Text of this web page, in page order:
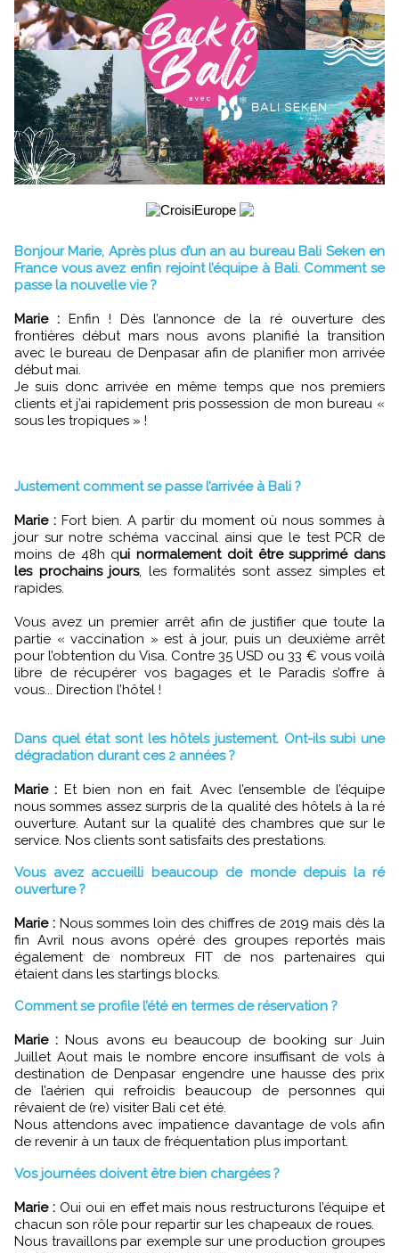
Bonjour Marie, Après plus d’un an au bureau Bali Seken en
France vous avez enfin rejoint l’équipe à Bali. Comment se
passe la nouvelle vie ?
Marie : Enfin ! Dès l’annonce de la ré ouverture des
frontières début mars nous avons planifié la transition
avec le bureau de Denpasar afin de planifier mon arrivée
début mai.
Je suis donc arrivée en même temps que nos premiers
clients et j’ai rapidement pris possession de mon bureau «
sous les tropiques » !
Justement comment se passe l’arrivée à Bali ?
Marie : Fort bien. A partir du moment où nous sommes à
jour sur notre schéma vaccinal ainsi que le test PCR de
moins de 48h qui normalement doit être supprimé dans
les prochains jours, les formalités sont assez simples et
rapides.
Vous avez un premier arrêt afin de justifier que toute la
partie « vaccination » est à jour, puis un deuxième arrêt
pour l’obtention du Visa. Contre 35 USD ou 33 € vous voilà
libre de récupérer vos bagages et le Paradis s’offre à
vous... Direction l’hôtel !
Dans quel état sont les hôtels justement. Ont-ils subi une
dégradation durant ces 2 années ?
Marie : Et bien non en fait. Avec l’ensemble de l’équipe
nous sommes assez surpris de la qualité des hôtels à la ré
ouverture. Autant sur la qualité des chambres que sur le
service. Nos clients sont satisfaits des prestations.
Vous avez accueilli beaucoup de monde depuis la ré
ouverture ?
Marie :Nous sommes loin des chiffres de 2019 mais dès la
fin Avril nous avons opéré des groupes reportés mais
également de nombreux FIT de nos partenaires qui
étaient dans les startings blocks.
Comment se profile l’été en termes de réservation ?
Marie : Nous avons eu beaucoup de booking sur Juin
Juillet Aout mais le nombre encore insuffisant de vols à
destination de Denpasar engendre une hausse des prix
de l’aérien qui refroidis beaucoup de personnes qui
rêvaient de (re) visiter Bali cet été.
Nous attendons avec impatience davantage de vols afin
de revenir à un taux de fréquentation plus important.
Vos journées doivent être bien chargées ?
Marie :Oui oui en effet mais nous restructurons l’équipe et
chacun son rôle pour repartir sur les chapeaux de roues.
Nous travaillons par exemple sur une production groupes